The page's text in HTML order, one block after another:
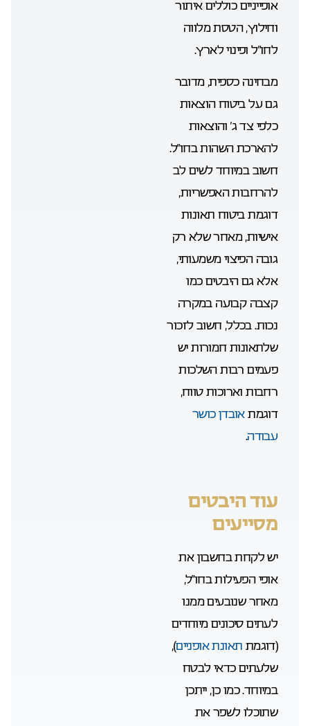
אופייניים כוללים איתור
וחילוץ, הטסת מלווה
לחו”ל ופינוי לארץ.
מבחינה כספית, מדובר
גם על ביטוח הוצאות
כלפי צד ג’ והוצאות
להארכת השהות בחו”ל.
חשוב במיוחד לשים לב
להרחבות האפשריות,
דוגמת ביטוח תאונות
אישיות, מאחר שלא רק
גובה הפיצוי משמעותי,
אלא גם היבטים כמו
קצבה קבועה במקרה
נכות. בכלל, חשוב לזכור
שלתאונות חמורות יש
פעמים רבות השלכות
רחבות וארוכות טווח,
דוגמתאובדן כושר
עבודה.
עוד היבטים
מסייעים
יש לקחת בחשבון את
אופי הפעילות בחו”ל,
מאחר שנובעים ממנו
לעתים סיכונים מיוחדים
(דוגמת תאונת אופניים),
שלעתים כדאי לבטח
במיוחד. כמו כן, ייתכן
שתוכלו לשפר את